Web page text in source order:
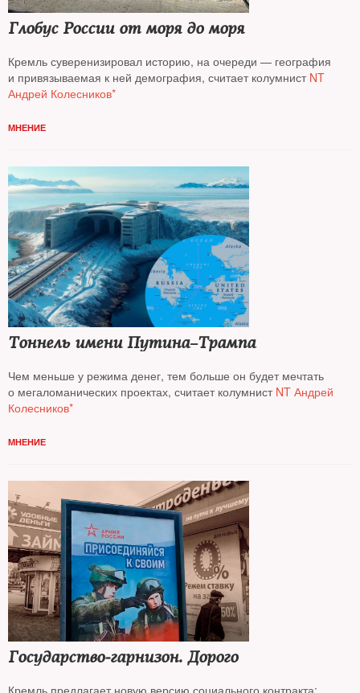
Глобус России от моря до моря
Кремль суверенизировал историю, на очереди — география
и привязываемая к ней демография, считает колумнист NT
Андрей Колесников*
МНЕНИЕ
Тоннель имени Путина–­Трампа
Чем меньше у режима денег, тем больше он будет мечтать
о мегаломанических проектах, считает колумнист NT Андрей
Колесников*
МНЕНИЕ
Государство‑гарнизон. Дорого
Кремль предлагает новую версию социального контракта: